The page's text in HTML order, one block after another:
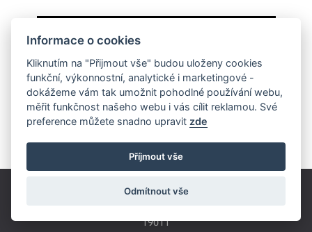
Informace o cookies
Kliknutím na "Přijmout vše" budou uloženy cookies
funkční, výkonnostní, analytické i marketingové -
dokážeme vám tak umožnit pohodlné používání webu,
měřit funkčnost našeho webu i vás cílit reklamou. Své
preference můžete snadno upravit zde
Příjmout vše
Odmítnout vše
ÚPRAVY ŘÍDÍCÍCH
JEDNOTEK PŘEVODOVKY
Českobrodská 179
19011